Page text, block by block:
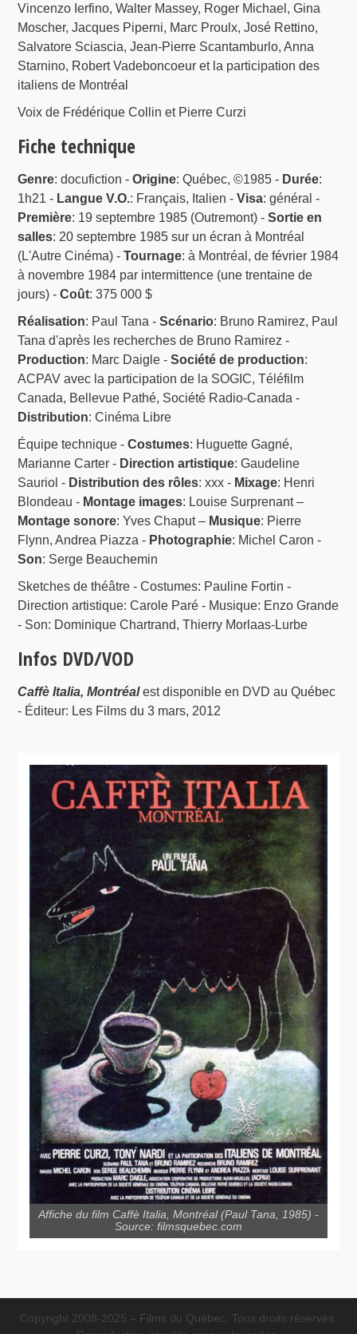
Vincenzo Ierfino, Walter Massey, Roger Michael, Gina
Moscher, Jacques Piperni, Marc Proulx, José Rettino,
Salvatore Sciascia, Jean-Pierre Scantamburlo, Anna
Starnino, Robert Vadeboncoeur et la participation des
italiens de Montréal
Voix de Frédérique Collin et Pierre Curzi
Fiche technique
Genre: docufiction -Origine: Québec, ©1985 - Durée:
1h21 - Langue V.O.: Français, Italien -Visa: général -
Première: 19 septembre 1985 (Outremont) -Sortie en
salles: 20 septembre 1985 sur un écran à Montréal
(L'Autre Cinéma) -Tournage: à Montréal, de février 1984
à novembre 1984 par intermittence (une trentaine de
jours) -Coût: 375 000 $
Réalisation: Paul Tana -Scénario: Bruno Ramirez, Paul
Tana d'après les recherches de Bruno Ramirez -
Production: Marc Daigle -Société de production:
ACPAV avec la participation de la SOGIC, Téléfilm
Canada, Bellevue Pathé, Société Radio-Canada -
Distribution: Cinéma Libre
Équipe technique -Costumes: Huguette Gagné,
Marianne Carter - Direction artistique: Gaudeline
Sauriol - Distribution des rôles: xxx - Mixage: Henri
Blondeau - Montage images: Louise Surprenant –
Montage sonore: Yves Chaput – Musique: Pierre
Flynn, Andrea Piazza - Photographie: Michel Caron -
Son: Serge Beauchemin
Sketches de théâtre - Costumes: Pauline Fortin -
Direction artistique: Carole Paré - Musique: Enzo Grande
- Son: Dominique Chartrand, Thierry Morlaas-Lurbe
Infos DVD/VOD
Caffè Italia, Montréalest disponible en DVD au Québec
- Éditeur: Les Films du 3 mars, 2012
Affiche du film Caffè Italia, Montréal (Paul Tana, 1985) -
Source: filmsquebec.com
Copyright 2008-2025 – Films du Québec. Tous droits réservés.